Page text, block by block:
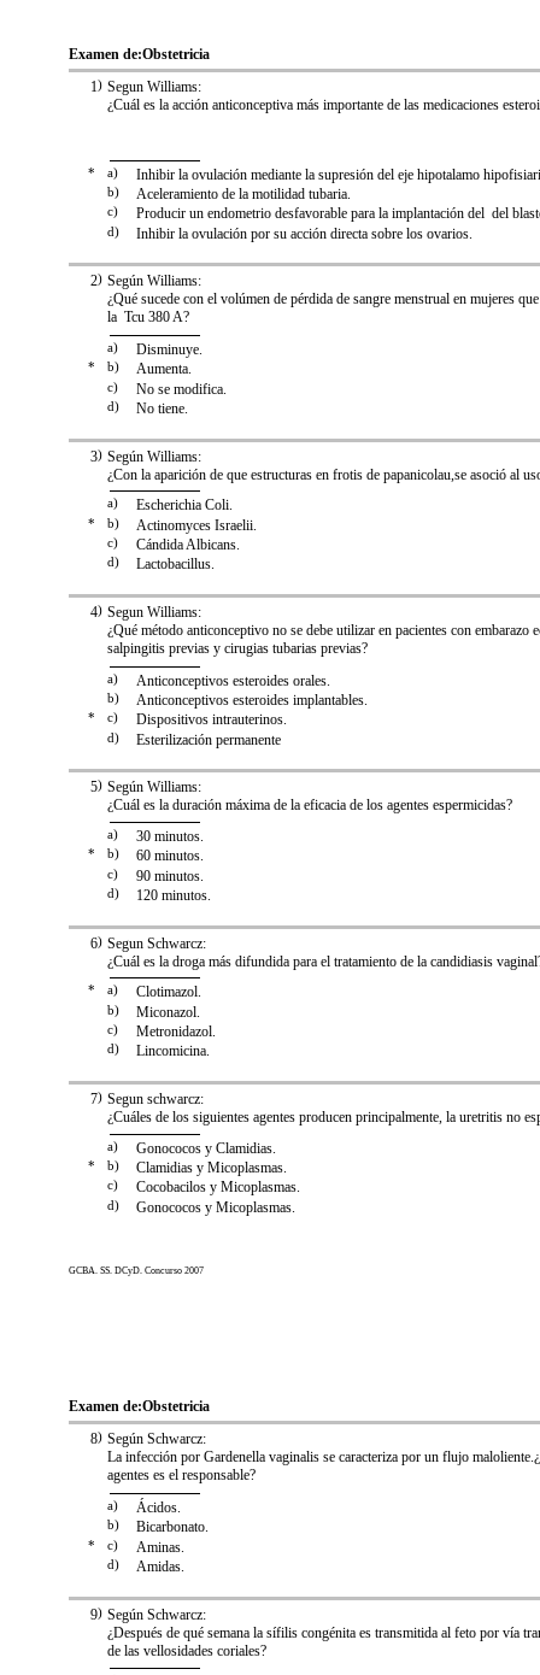
Examen de:Obstetricia
)
1 Segun Williams:
¿Cuál es la acción anticonceptiva más importante de las medicaciones
* a) Inhibir la ovulación mediante la supresión del eje hipotalamo
b) Aceleramiento de la motilidad tubaria.
c) Producir un endometrio desfavorable para la implantación del del
d) Inhibir la ovulación por su acción directa sobre los ovarios.
)
2 Según Williams:
¿Qué sucede con el volúmen de pérdida de sangre menstrual en mujeres
la Tcu 380 A?
a) Disminuye.
* b) Aumenta.
c) No se modifica.
d) No tiene.
)
3 Según Williams:
¿Con la aparición de que estructuras en frotis de papanicolau,se asoció al
a) Escherichia Coli.
* b) Actinomyces Israelii.
c) Cándida Albicans.
d) Lactobacillus.
)
4 Segun Williams:
¿Qué método anticonceptivo no se debe utilizar en pacientes con embarazo
salpingitis previas y cirugias tubarias previas?
a) Anticonceptivos esteroides orales.
b) Anticonceptivos esteroides implantables.
* c) Dispositivos intrauterinos.
d) Esterilización permanente
)
5 Según Williams:
¿Cuál es la duración máxima de la eficacia de los agentes espermicidas?
a) 30 minutos.
* b) 60 minutos.
c) 90 minutos.
d) 120 minutos.
)
6 Segun Schwarcz:
¿Cuál es la droga más difundida para el tratamiento de la candidiasis
* a) Clotimazol.
b) Miconazol.
c) Metronidazol.
d) Lincomicina.
)
7 Segun schwarcz:
¿Cuáles de los siguientes agentes producen principalmente, la uretritis no
a) Gonococos y Clamidias.
* b) Clamidias y Micoplasmas.
c) Cocobacilos y Micoplasmas.
d) Gonococos y Micoplasmas.
GCBA. SS. DCyD. Concurso 2007
Examen de:Obstetricia
)
8 Según Schwarcz:
La infección por Gardenella vaginalis se caracteriza por un flujo
agentes es el responsable?
a) Ácidos.
b) Bicarbonato.
* c) Aminas.
d) Amidas.
)
9 Según Schwarcz:
¿Después de qué semana la sífilis congénita es transmitida al feto por vía
de las vellosidades coriales?